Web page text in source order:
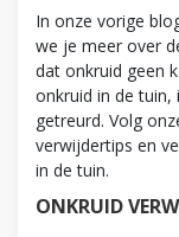
In onze vorige
we je meer over
dat onkruid geen
onkruid in de
getreurd. Volg
verwijdertips en
in de tuin.
ONKRUID